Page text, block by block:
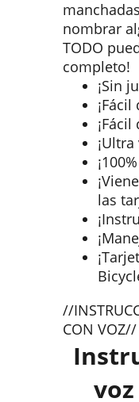
nombrar
TODO
completo!
¡Sin
las
//
CON VOZ//